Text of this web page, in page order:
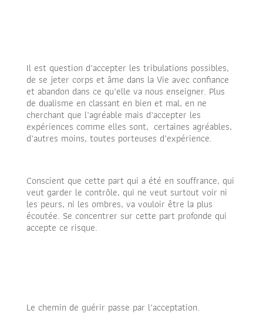
Il est question d’accepter les tribulations possibles,
de se jeter corps et âme dans la Vie avec confiance
et abandon dans ce qu’elle va nous enseigner. Plus
de dualisme en classant en bien et mal, en ne
cherchant que l’agréable mais d’accepter les
expériences comme elles sont, certaines agréables,
d’autres moins, toutes porteuses d’expérience.
Conscient que cette part qui a été en souffrance, qui
veut garder le contrôle, qui ne veut surtout voir ni
les peurs, ni les ombres, va vouloir être la plus
écoutée. Se concentrer sur cette part profonde qui
accepte ce risque.
Le chemin de guérir passe par l’acceptation.